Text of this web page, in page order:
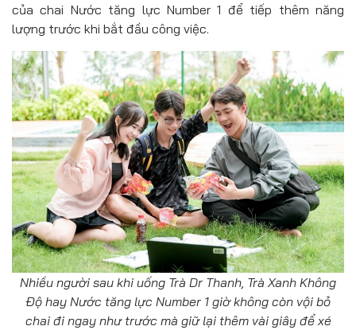
của chai Nước tăng lực Number 1 để tiếp thêm năng
lượng trước khi bắt đầu công việc.
Nhiều người sau khi uống Trà Dr Thanh, Trà Xanh Không
Độ hay Nước tăng lực Number 1 giờ không còn vội bỏ
chai đi ngay như trước mà giữ lại thêm vài giây để xé